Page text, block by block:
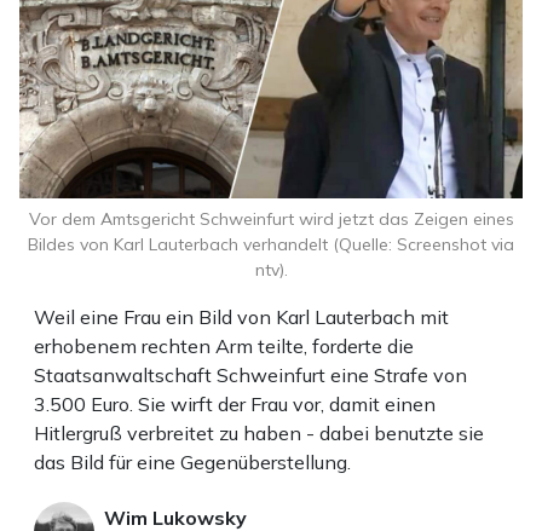
Weil eine Frau ein Bild von Karl Lauterbach mit
erhobenem rechten Arm teilte, forderte die
Staatsanwaltschaft Schweinfurt eine Strafe von
3.500 Euro. Sie wirft der Frau vor, damit einen
Hitlergruß verbreitet zu haben - dabei benutzte sie
das Bild für eine Gegenüberstellung.
Wim Lukowsky
Vor dem Amtsgericht Schweinfurt wird jetzt das Zeigen eines
Bildes von Karl Lauterbach verhandelt (Quelle: Screenshot via
ntv).